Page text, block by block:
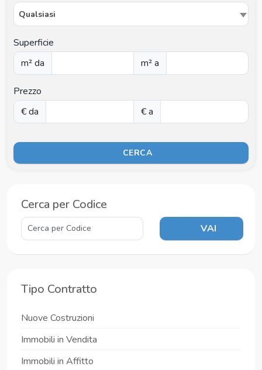
Qualsiasi
Superficie
m² da
m² a
Prezzo
€ da
€ a
CERCA
Cerca per Codice
VAI
Tipo Contratto
Nuove Costruzioni
Immobili in Vendita
Immobili in Affitto